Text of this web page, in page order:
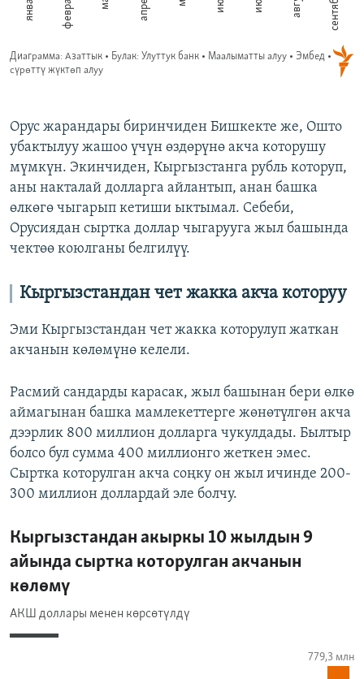
Орус жарандары биринчиден Бишкекте же, Ошто
убактылуу жашоо үчүн өздөрүнө акча которушу
мүмкүн. Экинчиден, Кыргызстанга рубль которуп,
аны накталай долларга айлантып, анан башка
өлкөгө чыгарып кетиши ыктымал. Себеби,
Орусиядан сыртка доллар чыгарууга жыл башында
чектөө коюлганы белгилүү.
Кыргызстандан чет жакка акча которуу
Эми Кыргызстандан чет жакка которулуп жаткан
акчанын көлөмүнө келели.
Расмий сандарды карасак, жыл башынан бери өлкө
аймагынан башка мамлекеттерге жөнөтүлгөн акча
дээрлик 800 миллион долларга чукулдады. Былтыр
болсо бул сумма 400 миллионго жеткен эмес.
Сыртка которулган акча соңку он жыл ичинде 200-
300 миллион доллардай эле болчу.